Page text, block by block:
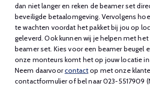
dan niet langer en reken de beamer set
beveiligde betaalomgeving. Vervolgens
te wachten voordat het pakket bij jou op
geleverd. Ook kunnen wij je helpen met
beamer set. Kies voor een beamer beugel
onze monteurs komt het op jouw locatie in
Neem daarvoorcontactop met onze
contactformulier of bel naar 023-5517909